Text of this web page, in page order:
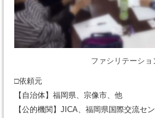
ファシリテーショ
□依頼元
【自治体】福岡県、宗像市、他
【公的機関】JICA、福岡県国際交流セ